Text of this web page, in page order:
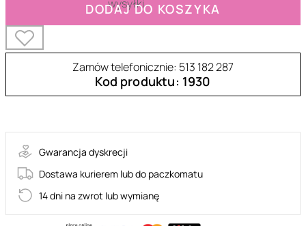
DODAJ DO KOSZYKA
Zamów telefonicznie: 513 182 287
Kod produktu: 1930
Gwarancja dyskrecji
Dostawa kurierem lub do paczkomatu
14 dni na zwrot lub wymianę